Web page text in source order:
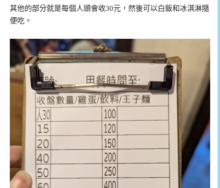
其他的部分就是每個人頭會收30元，然後可以白飯和冰淇淋隨
便吃。